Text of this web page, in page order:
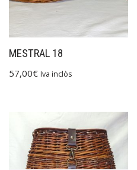
MESTRAL 18
57,00€ Iva inclòs